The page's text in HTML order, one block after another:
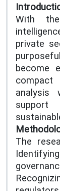
With
private
become
compact
analysis
The